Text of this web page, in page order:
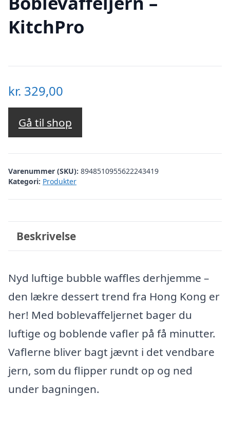
KitchPro
kr. 329,00
Gå til shop
Varenummer (SKU): 8948510955622243419
Kategori: Produkter
Beskrivelse
Nyd luftige bubble waffles derhjemme –
den lækre dessert trend fra Hong Kong er
her! Med boblevaffeljernet bager du
luftige og boblende vafler på få minutter.
Vaflerne bliver bagt jævnt i det vendbare
jern, som du flipper rundt op og ned
under bagningen.